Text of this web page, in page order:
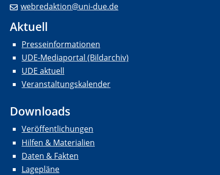
webredaktion@uni-due.de
Aktuell
Presseinformationen
UDE-Mediaportal (Bildarchiv)
UDE aktuell
Veranstaltungskalender
Downloads
Veröffentlichungen
Hilfen & Materialien
Daten & Fakten
Lagepläne